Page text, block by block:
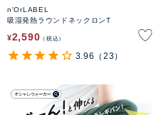
n'OrLABEL
吸湿発熱ラウンドネックロンT
¥2,590 税込
3.96 （23）